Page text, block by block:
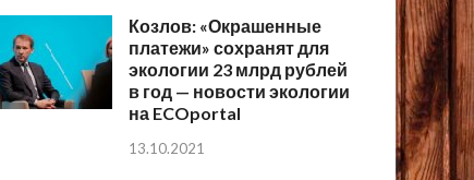
Козлов: «Окрашенные
платежи» сохранят для
экологии 23 млрд рублей
в год — новости экологии
на ECOportal
13.10.2021